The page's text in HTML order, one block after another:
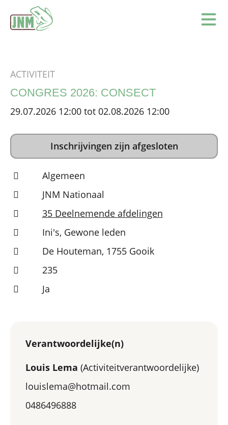
ACTIVITEIT
CONGRES 2026: CONSECT
29.07.2026 12:00 tot 02.08.2026 12:00
Inschrijvingen zijn afgesloten
Algemeen
JNM Nationaal
35 Deelnemende afdelingen
Ini's, Gewone leden
De Houteman, 1755 Gooik
235
Ja
Verantwoordelijke(n)
Louis Lema (Activiteitverantwoordelijke)
louislema@hotmail.com
0486496888